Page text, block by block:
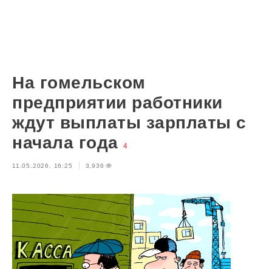
На гомельском
предприятии работники
ждут выплаты зарплаты с
начала года
4
11.05.2026, 16:25 3,936